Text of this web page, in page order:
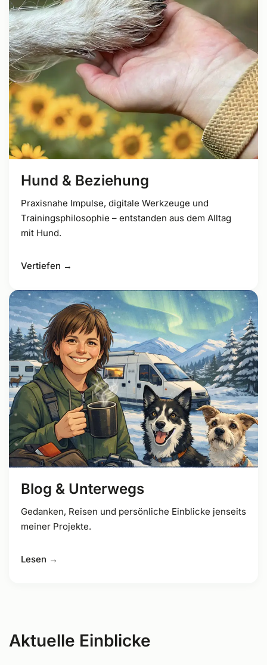
Hund & Beziehung
Praxisnahe Impulse, digitale Werkzeuge und
Trainingsphilosophie – entstanden aus dem Alltag
mit Hund.
Vertiefen →
Blog & Unterwegs
Gedanken, Reisen und persönliche Einblicke jenseits
meiner Projekte.
Lesen →
Aktuelle Einblicke